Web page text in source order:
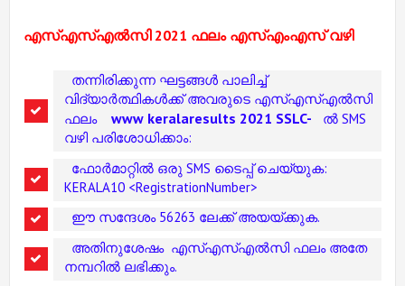
എസ്എസ്എൽസി 2021 ഫലം എസ്എംഎസ് വഴി
തന്നിരിക്കുന്ന ഘട്ടങ്ങൾ പാലിച്ച്
വിദ്യാർത്ഥികൾക്ക് അവരുടെ എസ്എസ്എൽസി
ഫലം
www keralaresults 2021 SSLC-
ൽ SMS
വഴി പരിശോധിക്കാം:
ഫോർമാറ്റിൽ ഒരു SMS ടൈപ്പ് ചെയ്യുക:
KERALA10 <RegistrationNumber>
ഈ സന്ദേശം 56263 ലേക്ക് അയയ്ക്കുക.
അതിനുശേഷം എസ്എസ്എൽസി ഫലം അതേ
നമ്പറിൽ ലഭിക്കും.